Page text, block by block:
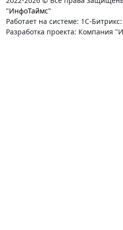
"ИнфоТаймс"
Работает на системе: 1С-
Разработка проекта: Компания